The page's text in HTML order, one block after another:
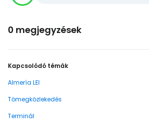
0 megjegyzések
Kapcsolódó témák
Almería LEI
Tömegközlekedés
Terminál